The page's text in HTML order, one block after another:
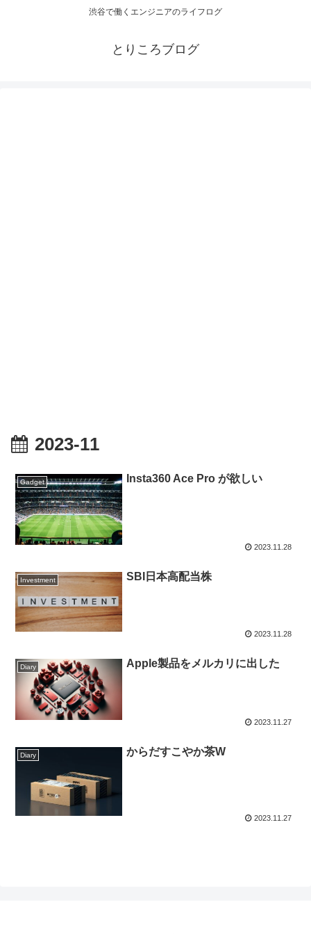
渋谷で働くエンジニアのライフログ
とりころブログ
2023-11
Gadget Insta360 Ace Pro が欲しい
2023.11.28
Investment SBI日本高配当株
2023.11.28
Diary Apple製品をメルカリに出した
2023.11.27
Diary からだすこやか茶W
2023.11.27